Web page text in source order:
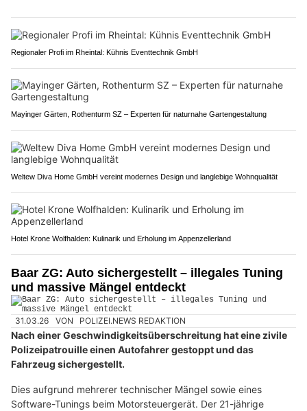
Regionaler Profi im Rheintal: Kühnis Eventtechnik GmbH
Mayinger Gärten, Rothenturm SZ – Experten für naturnahe Gartengestaltung
Weltew Diva Home GmbH vereint modernes Design und langlebige Wohnqualität
Hotel Krone Wolfhalden: Kulinarik und Erholung im Appenzellerland
Baar ZG: Auto sichergestellt – illegales Tuning
und massive Mängel entdeckt
31.03.26 VON POLIZEI.NEWS REDAKTION
Nach einer Geschwindigkeitsüberschreitung hat eine zivile
Polizeipatrouille einen Autofahrer gestoppt und das
Fahrzeug sichergestellt.
Dies aufgrund mehrerer technischer Mängel sowie eines
Software-Tunings beim Motorsteuergerät. Der 21-jährige